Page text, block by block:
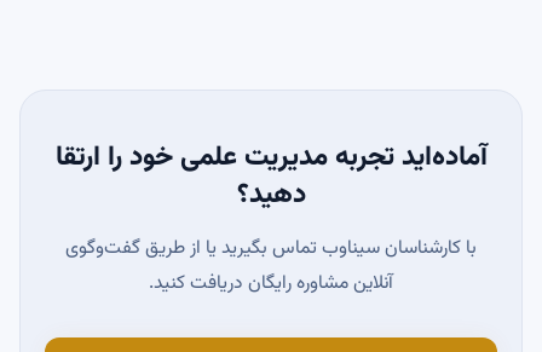
آماده‌اید تجربه مدیریت علمی خود را ارتقا
دهید؟
با کارشناسان سیناوب تماس بگیرید یا از طریق گفت‌وگوی
آنلاین مشاوره رایگان دریافت کنید.